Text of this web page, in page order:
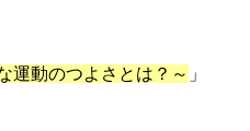
運動のつよさとは？～ 」